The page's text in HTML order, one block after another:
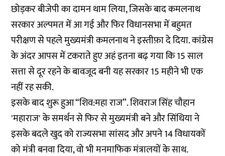
छोड़कर बीजेपी का दामन थाम लिया, जिसके बाद कमलनाथ
सरकार अल्पमत में आ गई और फिर विधानसभा में बहुमत
परीक्षण से पहले मुख्यमंत्री कमलनाथ ने इस्तीफ़ा दे दिया. कांग्रेस
के अंदर आपस में टकराते हुए अहं इतना बढ़ गया कि 15 साल
सत्ता से दूर रहने के बावजूद बनी यह सरकार 15 महीने भी एक
नहीं रह सकी.
इसके बाद शुरू हुआ “शिव:महा राज”. शिवराज सिंह चौहान
'महाराज' के समर्थन से फिर से मुख्यमंत्री बने और सिंधिया ने
इसके बदले खुद को राज्यसभा सांसद और अपने 14 विधायकों
को मंत्री बनवा दिया, वो भी मनमाफिक मंत्रालयों के साथ.